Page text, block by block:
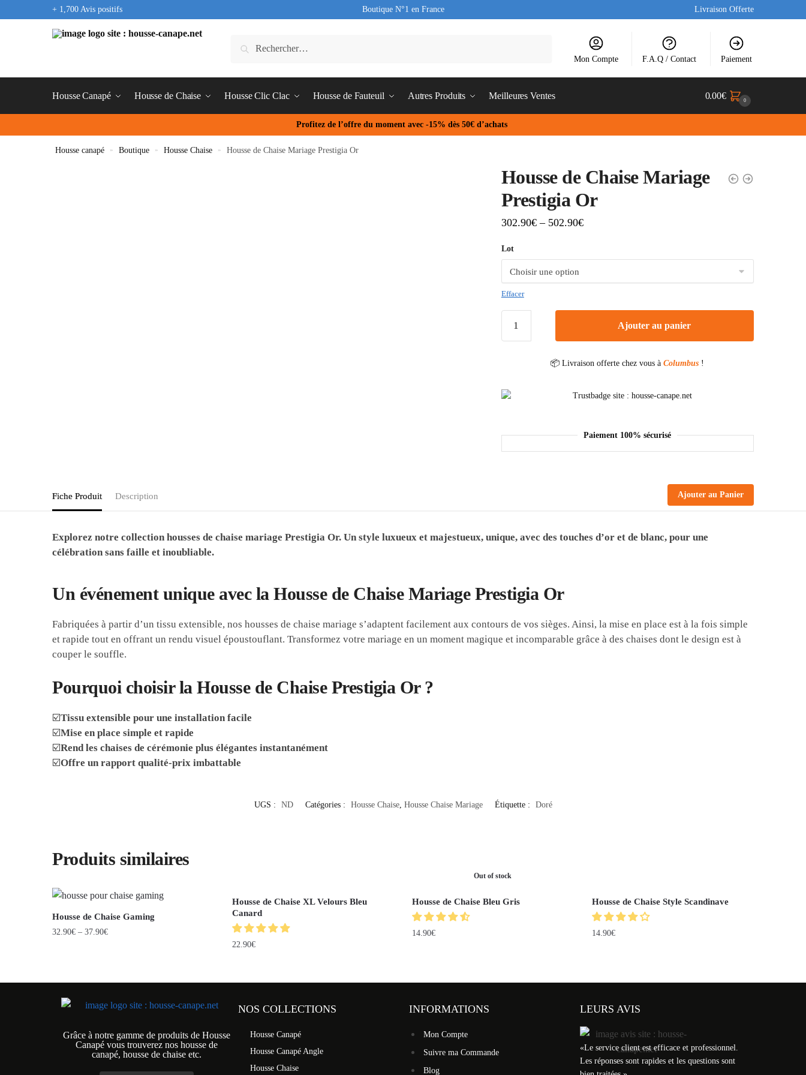
+ 1,700 Avis positifs Boutique N°1 en France Livraison Offerte
Mon Compte F.A.Q / Contact Paiement
Housse Canapé Housse de Chaise Housse Clic Clac Housse de Fauteuil Autres Produits Meilleures Ventes 0.00€ 0
Profitez de l’offre du moment avec -15% dès 50€ d’achats
Housse canapé » Boutique » Housse Chaise » Housse de Chaise Mariage Prestigia Or
Housse de Chaise Mariage
Prestigia Or
302.90€– 502.90€
Lot
Effacer
Ajouter au panier
📦 Livraison offerte chez vous àColumbus !
Paiement 100% sécurisé
Fiche Produit Description Ajouter au Panier
Explorez notre collection housses de chaise mariage Prestigia Or. Un style luxueux et majestueux, unique, avec des touches d’or et de blanc, pour une
célébration sans faille et inoubliable.
Un événement unique avec la Housse de Chaise Mariage Prestigia Or
Fabriquées à partir d’un tissu extensible, nos housses de chaise mariage s’adaptent facilement aux contours de vos sièges. Ainsi, la mise en place est à la fois simple
et rapide tout en offrant un rendu visuel époustouflant. Transformez votre mariage en un moment magique et incomparable grâce à des chaises dont le design est à
couper le souffle.
Pourquoi choisir la Housse de Chaise Prestigia Or ?
☑️Tissu extensible pour une installation facile
☑️Mise en place simple et rapide
☑️Rend les chaises de cérémonie plus élégantes instantanément
☑️Offre un rapport qualité-prix imbattable
UGS : ND Catégories : Housse Chaise, Housse Chaise Mariage Étiquette : Doré
Produits similaires
Housse de Chaise Gaming
32.90€ –37.90€
Housse de Chaise XL Velours Bleu
Canard
22.90€
Out of stock
Housse de Chaise Bleu Gris
14.90€
Housse de Chaise Style Scandinave
14.90€
Grâce à notre gamme de produits de Housse
Canapé vous trouverez nos housse de
canapé, housse de chaise etc.
NOS COLLECTIONS
Housse Canapé
Housse Canapé Angle
Housse Chaise
INFORMATIONS
Mon Compte
Suivre ma Commande
Blog
LEURS AVIS
«Le service client est efficace et professionnel.
Les réponses sont rapides et les questions sont